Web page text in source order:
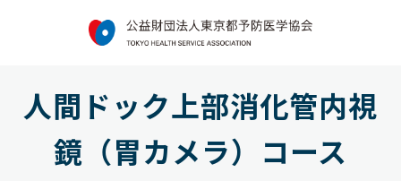
人間ドック上部消化管内視
鏡（胃カメラ）コース